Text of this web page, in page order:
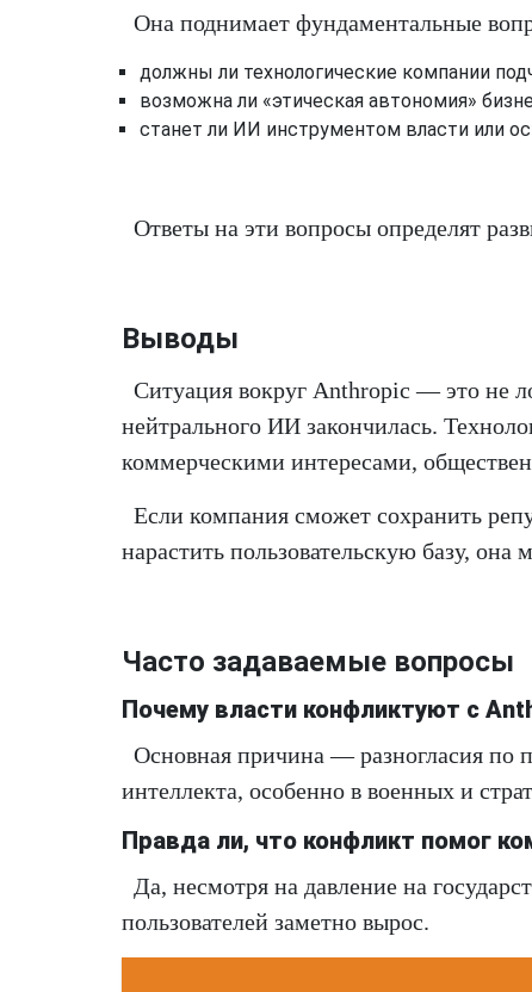
Она поднимает фундаментальные
должны ли технологические компании
возможна ли «этическая автономия»
станет ли ИИ инструментом власти или
Ответы на эти вопросы определят
Выводы
Ситуация вокруг Anthropic — это не
нейтрального ИИ закончилась.
коммерческими интересами,
Если компания сможет сохранить
нарастить пользовательскую базу, она
Часто задаваемые вопросы
Почему власти конфликтуют с
Основная причина — разногласия по
интеллекта, особенно в военных и
Правда ли, что конфликт помог
Да, несмотря на давление на
пользователей заметно вырос.